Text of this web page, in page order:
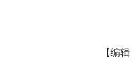
【编